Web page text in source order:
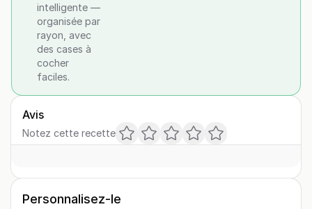
intelligente —
organisée par
rayon, avec
des cases à
cocher
faciles.
Avis
Notez cette recette
Personnalisez-le